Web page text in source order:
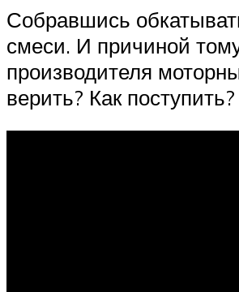
Собравшись
смеси. И причиной
производителя
верить? Как поступить?